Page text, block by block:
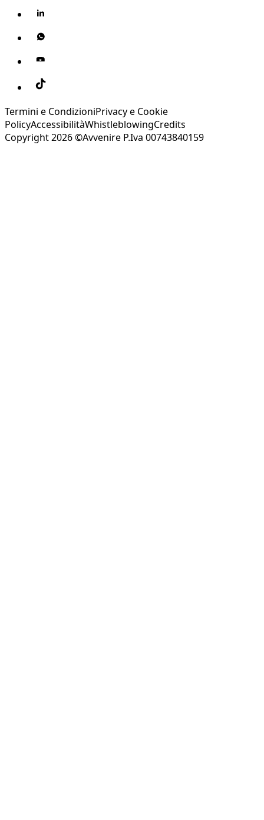
Termini e CondizioniPrivacy e Cookie
PolicyAccessibilitàWhistleblowingCredits
Copyright 2026 ©Avvenire P.Iva 00743840159